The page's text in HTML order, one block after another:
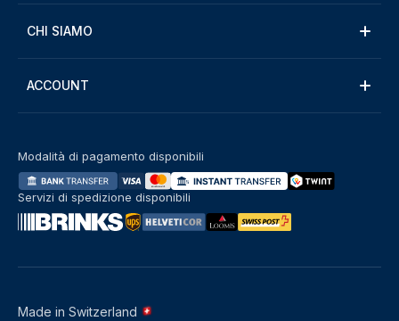
CHI SIAMO
ACCOUNT
Made in Switzerland
Modalità di pagamento disponibili
Servizi di spedizione disponibili